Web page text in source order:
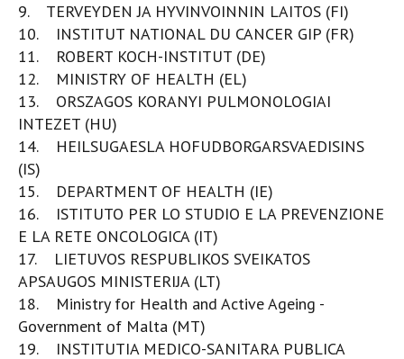
9. TERVEYDEN JA HYVINVOINNIN LAITOS (FI)
10. INSTITUT NATIONAL DU CANCER GIP (FR)
11. ROBERT KOCH-INSTITUT (DE)
12. MINISTRY OF HEALTH (EL)
13. ORSZAGOS KORANYI PULMONOLOGIAI
INTEZET (HU)
14. HEILSUGAESLA HOFUDBORGARSVAEDISINS
(IS)
15. DEPARTMENT OF HEALTH (IE)
16. ISTITUTO PER LO STUDIO E LA PREVENZIONE
E LA RETE ONCOLOGICA (IT)
17. LIETUVOS RESPUBLIKOS SVEIKATOS
APSAUGOS MINISTERIJA (LT)
18. Ministry for Health and Active Ageing -
Government of Malta (MT)
19. INSTITUTIA MEDICO-SANITARA PUBLICA